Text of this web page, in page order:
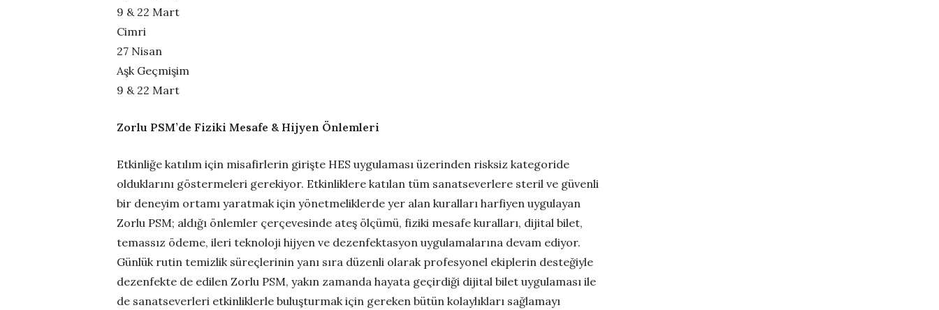
9 & 22 Mart
Cimri
27 Nisan
Aşk Geçmişim
9 & 22 Mart
Zorlu PSM’de Fiziki Mesafe & Hijyen Önlemleri
Etkinliğe katılım için misafirlerin girişte HES uygulaması üzerinden risksiz kategoride
olduklarını göstermeleri gerekiyor. Etkinliklere katılan tüm sanatseverlere steril ve güvenli
bir deneyim ortamı yaratmak için yönetmeliklerde yer alan kuralları harfiyen uygulayan
Zorlu PSM; aldığı önlemler çerçevesinde ateş ölçümü, fiziki mesafe kuralları, dijital bilet,
temassız ödeme, ileri teknoloji hijyen ve dezenfektasyon uygulamalarına devam ediyor.
Günlük rutin temizlik süreçlerinin yanı sıra düzenli olarak profesyonel ekiplerin desteğiyle
dezenfekte de edilen Zorlu PSM, yakın zamanda hayata geçirdiği dijital bilet uygulaması ile
de sanatseverleri etkinliklerle buluşturmak için gereken bütün kolaylıkları sağlamayı